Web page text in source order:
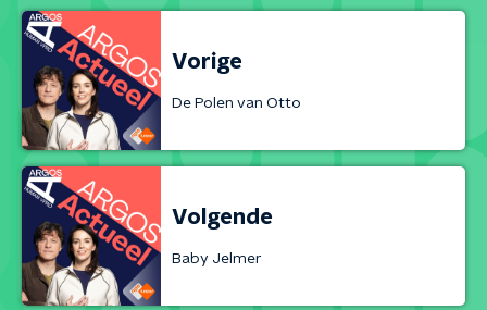
Vorige
De Polen van Otto
Volgende
Baby Jelmer